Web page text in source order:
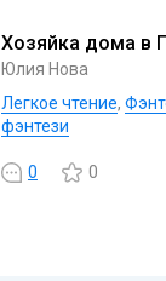
Хозяйка дома в
Юлия Нова
Легкое чтение,
фэнтези
0 0